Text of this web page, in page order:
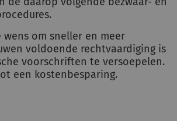
wens om sneller en meer
voldoende rechtvaardiging is
voorschriften te versoepelen.
een kostenbesparing.